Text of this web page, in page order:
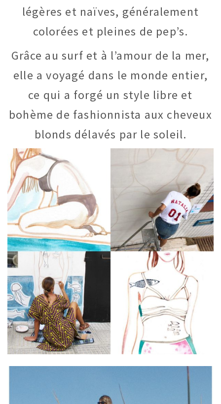
légères et naïves, généralement
colorées et pleines de pep’s.
Grâce au surf et à l’amour de la mer,
elle a voyagé dans le monde entier,
ce qui a forgé un style libre et
bohème de fashionnista aux cheveux
blonds délavés par le soleil.